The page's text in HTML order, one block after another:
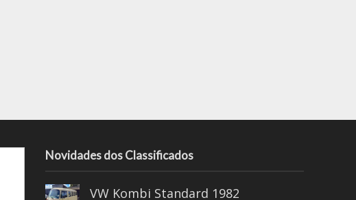
Novidades dos Classificados
VW Kombi Standard 1982